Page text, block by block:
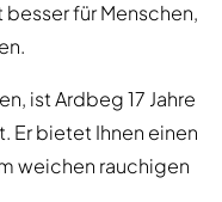
für Menschen,
ist Ardbeg 17 Jahre
Er bietet Ihnen einen
weichen rauchigen